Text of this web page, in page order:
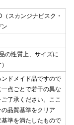
スカンジナビスク・
性質上、サイズに
ドメイド品ですので
点ごとで若干の異な
了承ください。ここ
品質基準をクリア
準を満たしたもので